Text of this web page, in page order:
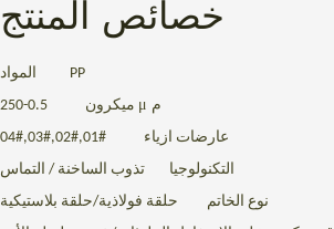
خصائص المنتج
PP
ميكرون μ م
عارضات ازياء
#01,#02,#03,#04
التكنولوجيا
تذوب الساخنة / التماس
نوع الخاتم
حلقة فولاذية/حلقة بلاستيكية